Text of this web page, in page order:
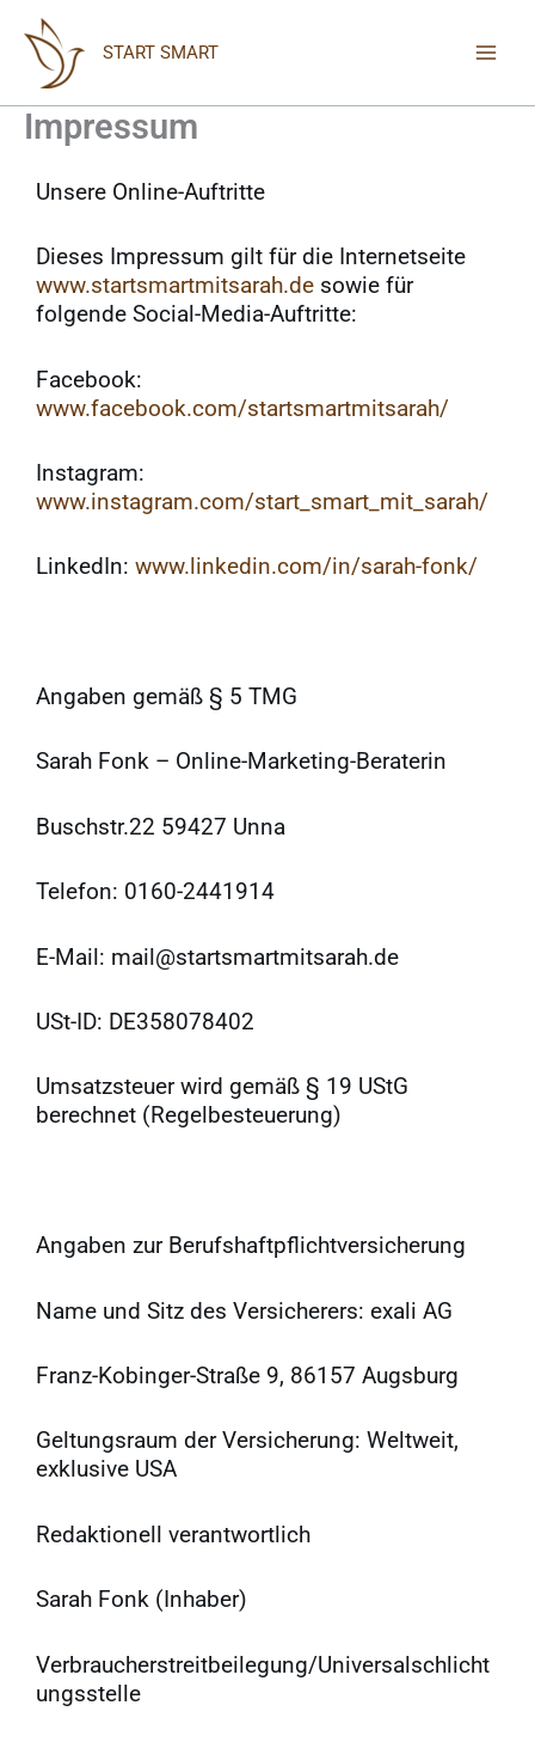
Inhalt
springen
START SMART
Impressum
Unsere Online-Auftritte
Dieses Impressum gilt für die Internetseite
www.startsmartmitsarah.de sowie für
folgende Social-Media-Auftritte:
Facebook:
www.facebook.com/startsmartmitsarah/
Instagram:
www.instagram.com/start_smart_mit_sarah/
LinkedIn: www.linkedin.com/in/sarah-fonk/
Angaben gemäß § 5 TMG
Sarah Fonk – Online-Marketing-Beraterin
Buschstr.22 59427 Unna
Telefon: 0160-2441914
E-Mail: mail@startsmartmitsarah.de
USt-ID: DE358078402
Umsatzsteuer wird gemäß § 19 UStG
berechnet (Regelbesteuerung)
Angaben zur Berufshaftpflichtversicherung
Name und Sitz des Versicherers: exali AG
Franz-Kobinger-Straße 9, 86157 Augsburg
Geltungsraum der Versicherung: Weltweit,
exklusive USA
Redaktionell verantwortlich
Sarah Fonk (Inhaber)
Verbraucherstreitbeilegung/Universalschlicht
ungsstelle